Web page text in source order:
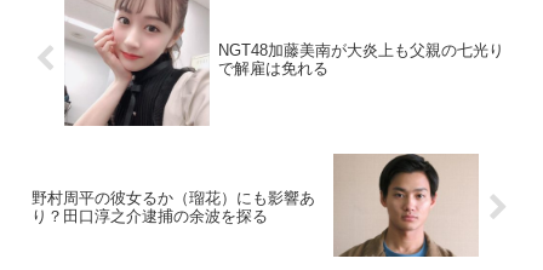
NGT48加藤美南が大炎上も父親の七光り
で解雇は免れる
野村周平の彼女るか（瑠花）にも影響あ
り？田口淳之介逮捕の余波を探る